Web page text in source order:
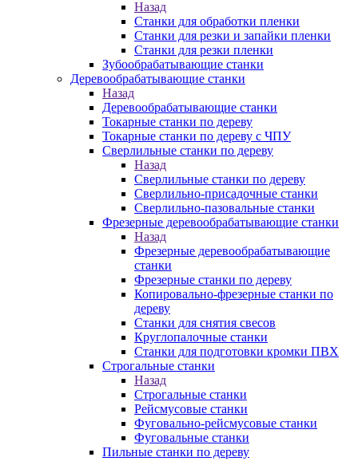
Назад
Станки для обработки пленки
Станки для резки и запайки пленки
Станки для резки пленки
Зубообрабатывающие станки
Деревообрабатывающие станки
Назад
Деревообрабатывающие станки
Токарные станки по дереву
Токарные станки по дереву с ЧПУ
Сверлильные станки по дереву
Назад
Сверлильные станки по дереву
Сверлильно-присадочные станки
Сверлильно-пазовальные станки
Фрезерные деревообрабатывающие станки
Назад
Фрезерные деревообрабатывающие
станки
Фрезерные станки по дереву
Копировально-фрезерные станки по
дереву
Станки для снятия свесов
Круглопалочные станки
Станки для подготовки кромки ПВХ
Строгальные станки
Назад
Строгальные станки
Рейсмусовые станки
Фуговально-рейсмусовые станки
Фуговальные станки
Пильные станки по дереву